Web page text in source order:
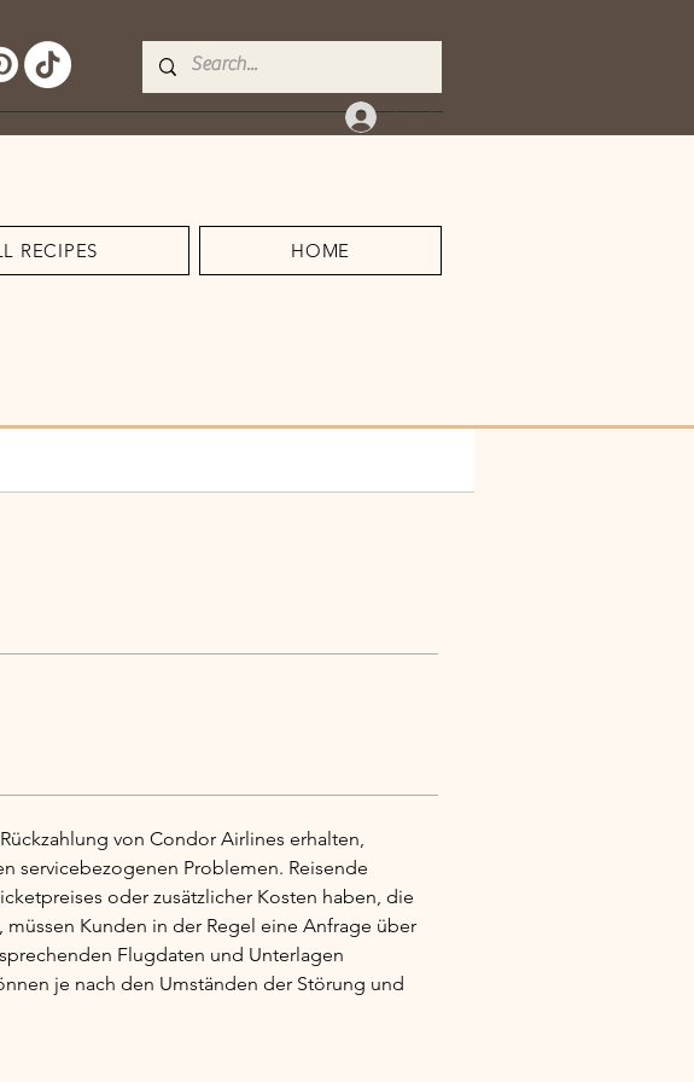
Log In
RECIPES HOME
von Condor Airlines erhalten,
servicebezogenen Problemen. Reisende
oder zusätzlicher Kosten haben, die
Kunden in der Regel eine Anfrage über
Flugdaten und Unterlagen
je nach den Umständen der Störung und